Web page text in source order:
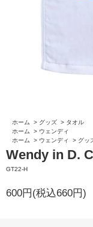
ホーム > グッズ > タオル
ホーム
> ウェンディ
ホーム
> ウェンディ > グッ
Wendy in D.
GT22-H
600円(税込660円)